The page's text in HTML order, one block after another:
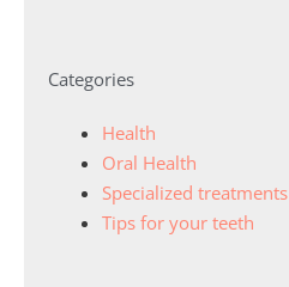
Categories
Health
Oral Health
Specialized treatments
Tips for your teeth